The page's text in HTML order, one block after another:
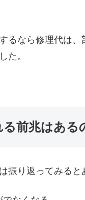
るなら修理代は
た。
前兆はある
振り返ってみると